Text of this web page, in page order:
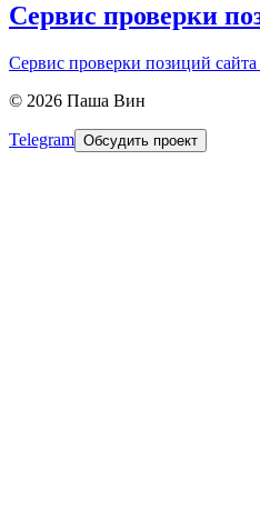
Сервис проверки
Сервис проверки позиций
© 2026 Паша Вин
Telegram Обсудить проект